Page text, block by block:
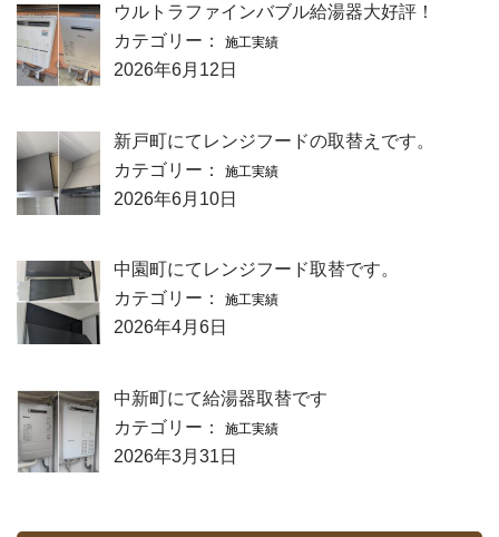
ウルトラファインバブル給湯器大好評！
カテゴリー：
施工実績
2026年6月12日
新戸町にてレンジフードの取替えです。
カテゴリー：
施工実績
2026年6月10日
中園町にてレンジフード取替です。
カテゴリー：
施工実績
2026年4月6日
中新町にて給湯器取替です
カテゴリー：
施工実績
2026年3月31日